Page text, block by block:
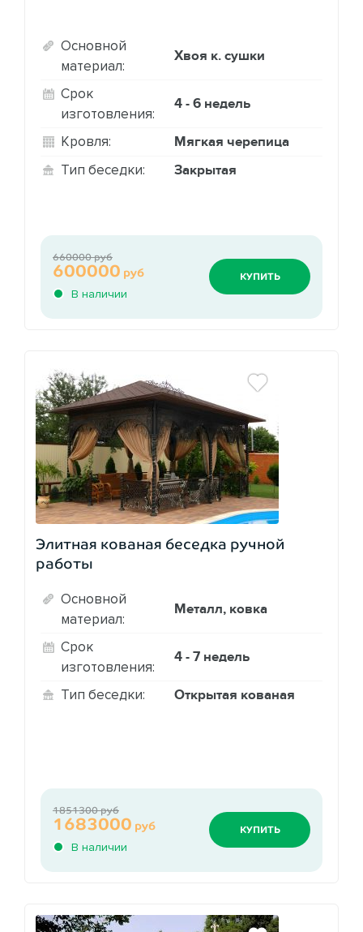
Основной
материал:
Хвоя к. сушки
Срок
изготовления:
4 - 6 недель
Кровля: Мягкая черепица
Тип беседки: Закрытая
В наличии
600000 руб
660000 руб
КУПИТЬ
Элитная кованая беседка ручной
работы
Основной
материал:
Металл, ковка
Срок
изготовления:
4 - 7 недель
Тип беседки: Открытая кованая
В наличии
1683000 руб
1851300 руб
КУПИТЬ